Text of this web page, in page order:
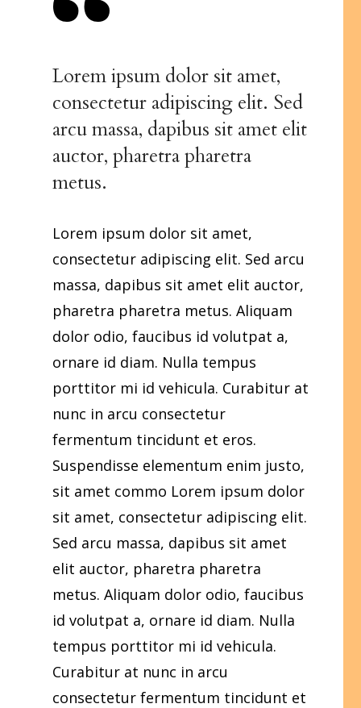
Lorem ipsum dolor sit amet,
consectetur adipiscing elit. Sed
arcu massa, dapibus sit amet elit
auctor, pharetra pharetra
metus.
Lorem ipsum dolor sit amet,
consectetur adipiscing elit. Sed arcu
massa, dapibus sit amet elit auctor,
pharetra pharetra metus. Aliquam
dolor odio, faucibus id volutpat a,
ornare id diam. Nulla tempus
porttitor mi id vehicula. Curabitur at
nunc in arcu consectetur
fermentum tincidunt et eros.
Suspendisse elementum enim justo,
sit amet commo Lorem ipsum dolor
sit amet, consectetur adipiscing elit.
Sed arcu massa, dapibus sit amet
elit auctor, pharetra pharetra
metus. Aliquam dolor odio, faucibus
id volutpat a, ornare id diam. Nulla
tempus porttitor mi id vehicula.
Curabitur at nunc in arcu
consectetur fermentum tincidunt et